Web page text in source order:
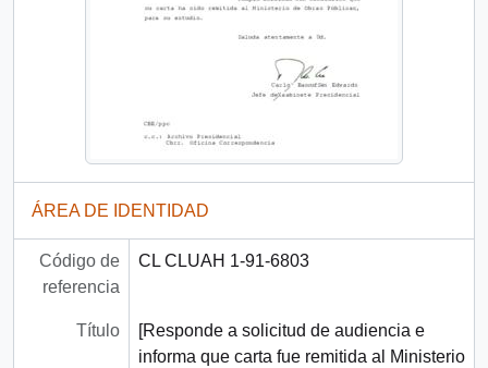
ÁREA DE IDENTIDAD
Código de
referencia
CL CLUAH 1-91-6803
Título
[Responde a solicitud de audiencia e
informa que carta fue remitida al Ministerio